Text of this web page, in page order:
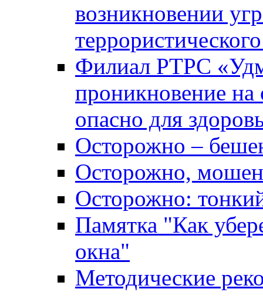
возникновении
Филиал РТРС
проникновение на
опасно для
Осторожно –
Осторожно,
Осторожно:
Памятка "Как
окна"
Методические